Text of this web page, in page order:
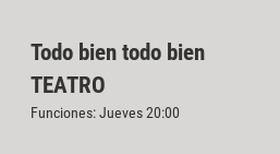
Todo bien todo bien
TEATRO
Funciones: Jueves 20:00